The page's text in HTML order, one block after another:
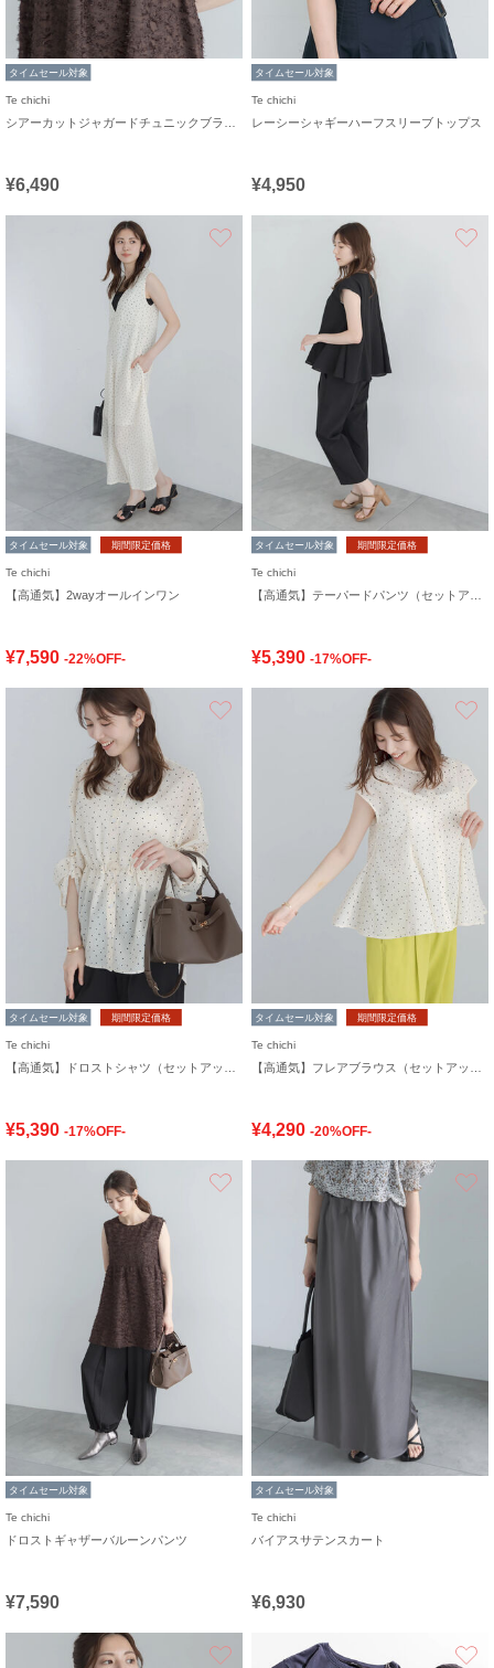
タイムセール対象
Te chichi
¥6,490
タイムセール対象
Te chichi
レーシーシャギーハーフスリーブトップス
¥4,950
タイムセール対象 期間限定価格
Te chichi
【高通気】2wayオールインワン
¥7,590 -22%OFF-
タイムセール対象 期間限定価格
Te chichi
¥5,390 -17%OFF-
タイムセール対象 期間限定価格
Te chichi
¥5,390 -17%OFF-
タイムセール対象 期間限定価格
Te chichi
¥4,290 -20%OFF-
お気に入り
タイムセール対象
Te chichi
ドロストギャザーバルーンパンツ
¥7,590
タイムセール対象
Te chichi
バイアスサテンスカート
¥6,930